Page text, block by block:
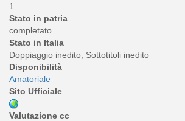
1
Stato in patria
completato
Stato in Italia
Doppiaggio inedito, Sottotitoli inedito
Disponibilità
Amatoriale
Sito Ufficiale
Valutazione cc